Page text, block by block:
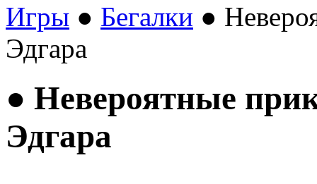
Игры ● Бегалки ●
Эдгара
● Невероятные
Эдгара